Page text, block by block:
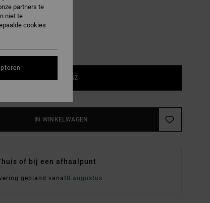
1SZ
IN WINKELWAGEN
of bij een afhaalpunt
gepland vanaf8 augustus
partners te
niet te
cookies